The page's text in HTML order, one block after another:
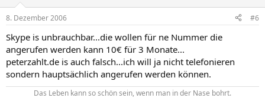
8. Dezember 2006 #6
Skype is unbrauchbar...die wollen für ne Nummer die
angerufen werden kann 10€ für 3 Monate...
peterzahlt.de is auch falsch...ich will ja nicht telefonieren
sondern hauptsächlich angerufen werden können.
Das Leben kann so schön sein, wenn man in der Nase bohrt.